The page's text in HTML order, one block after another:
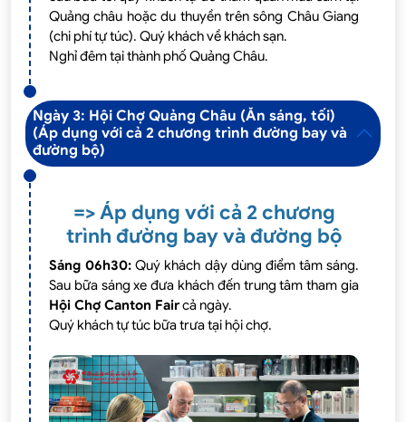
Quảng châu hoặc du thuyền trên sông Châu Giang
(chi phí tự túc). Quý khách về khách sạn.
Nghỉ đêm tại thành phố Quảng Châu.
Ngày 3: Hội Chợ Quảng Châu (Ăn sáng, tối)
(Áp dụng với cả 2 chương trình đường bay và
đường bộ)
=> Áp dụng với cả 2 chương
trình đường bay và đường bộ
Sáng 06h30: Quý khách dậy dùng điểm tâm sáng.
Sau bữa sáng xe đưa khách đến trung tâm tham gia
Hội Chợ Canton Faircả ngày.
Quý khách tự túc bữa trưa tại hội chợ.